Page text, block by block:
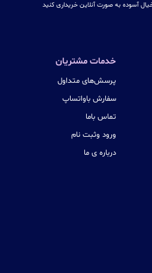
آسوده به صورت آنلاین خریداری کنید
خدمات مشتریان
پرسش‌های متداول
سفارش باواتساپ
تماس باما
ورود وثبت نام
درباره ی ما